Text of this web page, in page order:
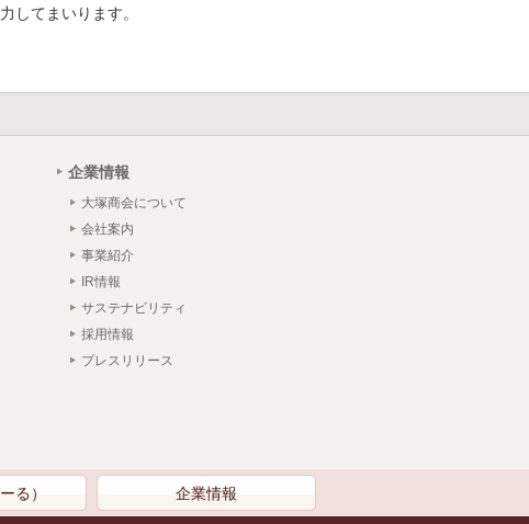
してまいります。
企業情報
大塚商会について
会社案内
事業紹介
IR情報
サステナビリティ
採用情報
プレスリリース
る） 企業情報